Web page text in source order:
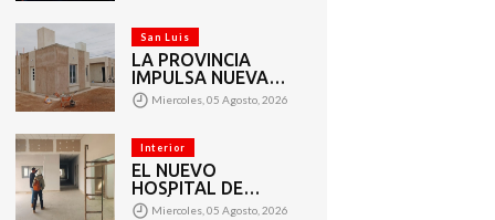
San Luis
LA PROVINCIA
IMPULSA NUEVAS
ETAPAS EN LA
CONSTRUCCIÓN
PUEYRREDÓN
Miercoles, 05 Agosto, 2026
Interior
EL NUEVO
HOSPITAL DE
UNIÓN PROGRESA
Miercoles, 05 Agosto, 2026